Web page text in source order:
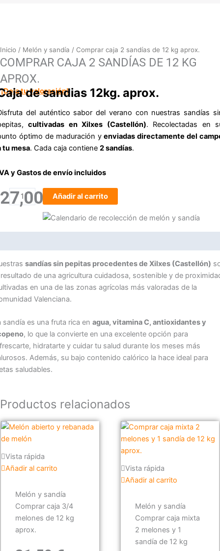
Inicio / Melón y sandía / Comprar caja 2 sandías de 12 kg aprox.
COMPRAR CAJA 2 SANDÍAS DE 12 KG
APROX.
¡Deja tu valoración!
de sandias 12kg. aprox.
del auténtico sabor del verano con nuestras sandías
cultivadas en Xilxes (Castellón). Recolectadas en
óptimo de maduración yenviadas directamente del
tu mesa. Cada caja contiene 2 sandías.
y Gastos de envío incluidos
27,00 €
2
sandías
12
kg
cantidad
Añadir al carrito
sandías sin pepitas procedentes de Xilxes (Castellón)
de una agricultura cuidadosa, sostenible y de
en una de las zonas agrícolas más valoradas de la
Valenciana.
sandía es una fruta rica en agua, vitamina C, antioxidantes y
, lo que la convierte en una excelente opción para
hidratarte y cuidar tu salud durante los meses más
Además, su bajo contenido calórico la hace ideal para
saludables.
Productos relacionados
Vista rápida
Añadir al carrito
Melón y sandía
Comprar caja 3/4
melones de 12 kg
aprox.
Vista rápida
Añadir al carrito
Melón y sandía
Comprar caja mixta
2 melones y 1
sandía de 12 kg